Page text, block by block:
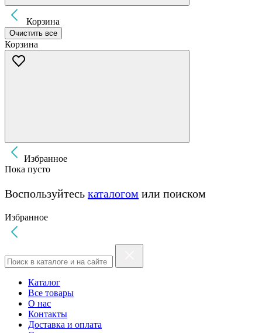
Корзина
Очистить все
Корзина
Избранное
Пока пусто
Воспользуйтесь каталогом или поиском
Избранное
Каталог
Все товары
О нас
Контакты
Доставка и оплата